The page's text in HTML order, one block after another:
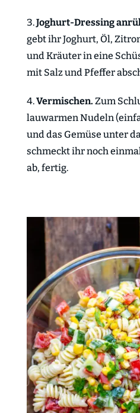
Joghurt-Dressing
gebt ihr Joghurt, Öl,
und Kräuter in eine
mit Salz und Pfeffer
Vermischen. Zum
lauwarmen Nudeln
und das Gemüse unter
schmeckt ihr noch
ab, fertig.